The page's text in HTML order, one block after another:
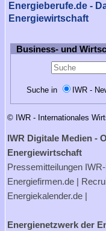
Energieberufe.de -
Energiewirtschaft
Business- und
Suche in IWR -
© IWR - Internationales
IWR Digitale Medien -
Energiewirtschaft
Pressemitteilungen
Energiefirmen.de |
Energiekalender.de |
Energienetzwerk der